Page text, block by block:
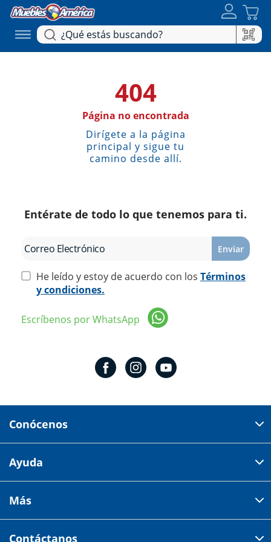
404
Página no encontrada
Dirígete a la página
principal y sigue tu
camino desde allí.
Entérate de todo lo que tenemos para ti.
Enviar
He leído y estoy de acuerdo con los Términos
y condiciones.
Escríbenos por WhatsApp
Conócenos
Av 18 de marzo # 309. Colonia la Nogalera.
Tiendas
Ayuda
Centro de ayuda
Más
Contáctanos